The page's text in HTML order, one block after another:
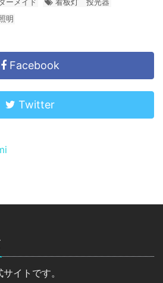
明
Facebook
Twitter
イトです。